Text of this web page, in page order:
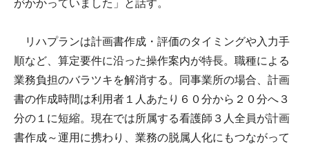
がかかっていました」と話す。
リハプランは計画書作成・評価のタイミングや入力手
順など、算定要件に沿った操作案内が特長。職種による
業務負担のバラツキを解消する。同事業所の場合、計画
書の作成時間は利用者１人あたり６０分から２０分へ３
分の１に短縮。現在では所属する看護師３人全員が計画
書作成～運用に携わり、業務の脱属人化にもつながって